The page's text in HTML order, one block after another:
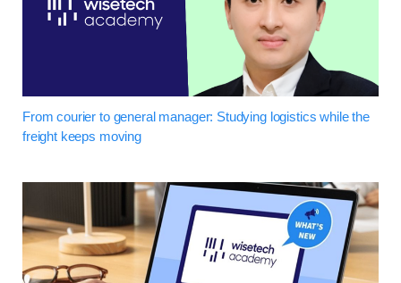
From courier to general manager: Studying logistics while the
freight keeps moving